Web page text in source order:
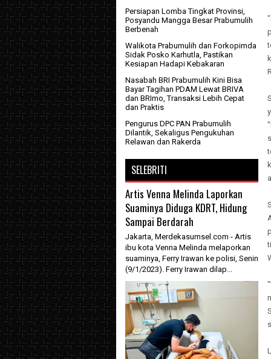
Persiapan Lomba Tingkat Provinsi,
Posyandu Mangga Besar Prabumulih
Berbenah
Walikota Prabumulih dan Forkopimda
Sidak Posko Karhutla, Pastikan
Kesiapan Hadapi Kebakaran
Nasabah BRI Prabumulih Kini Bisa
Bayar Tagihan PDAM Lewat BRIVA
dan BRImo, Transaksi Lebih Cepat
dan Praktis
Pengurus DPC PAN Prabumulih
Dilantik, Sekaligus Pengukuhan
Relawan dan Rakerda
SELEBRITI
Artis Venna Melinda Laporkan
Suaminya Diduga KDRT, Hidung
Sampai Berdarah
Jakarta, Merdekasumsel.com - Artis
ibu kota Venna Melinda melaporkan
suaminya, Ferry Irawan ke polisi, Senin
(9/1/2023). Ferry Irawan dilap...